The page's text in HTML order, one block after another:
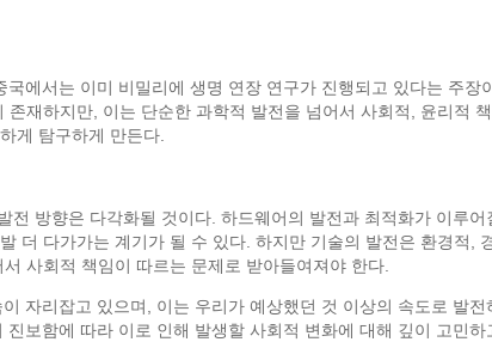
에서는 이미 비밀리에 생명 연장 연구가 진행되고 있다는 주
재하지만, 이는 단순한 과학적 발전을 넘어서 사회적, 윤리적
게 탐구하게 만든다.
전 방향은 다각화될 것이다. 하드웨어의 발전과 최적화가 이루
더 다가가는 계기가 될 수 있다. 하지만 기술의 발전은 환경적,
사회적 책임이 따르는 문제로 받아들여져야 한다.
자리잡고 있으며, 이는 우리가 예상했던 것 이상의 속도로 발
보함에 따라 이로 인해 발생할 사회적 변화에 대해 깊이 고민